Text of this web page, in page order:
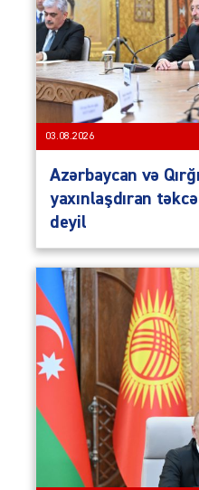
03.08.2026
Azərbaycan və
yaxınlaşdıran
deyil